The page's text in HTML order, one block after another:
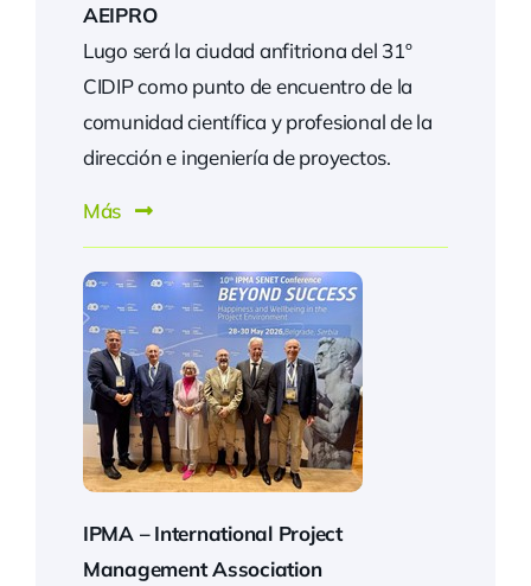
AEIPRO
Lugo será la ciudad anfitriona del 31º
CIDIP como punto de encuentro de la
comunidad científica y profesional de la
dirección e ingeniería de proyectos.
Más
IPMA – International Project
Management Association